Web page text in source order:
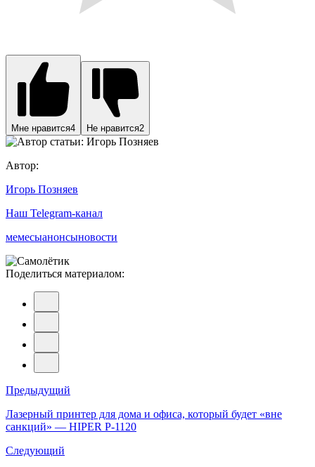
Мне нравится4 Не нравится2
Автор:
Игорь Позняев
Наш Telegram-канал
мемесыанонсыновости
Поделиться материалом:
Навигация
по
записям
Предыдущий
Лазерный принтер для дома и офиса, который будет «вне
санкций» — HIPER P-1120
Следующий